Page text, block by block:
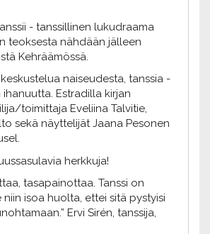
- tanssillinen lukudraama
teoksesta nähdään jälleen
Kehräämössä.
naiseudesta, tanssia -
Estradilla kirjan
toimittaja Eveliina Talvitie,
sekä näyttelijät Jaana Pesonen
herkkuja!
tasapainottaa. Tanssi on
niin isoa huolta, ettei sitä pystyisi
Ervi Sirén, tanssija,